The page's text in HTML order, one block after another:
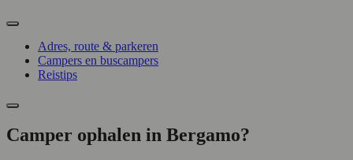
Adres, route & parkeren
Campers en buscampers
Reistips
Camper ophalen in Bergamo?